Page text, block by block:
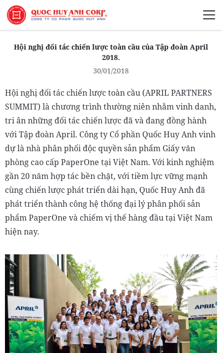
Giới Thiệu
Phát Triển Bền Vững
Truyền Thông Phát Triển
Hội nghị đối tác chiến lược toàn cầu của Tập đoàn April
2018.
30/01/2018
Hội nghị đối tác chiến lược toàn cầu (APRIL PARTNERS
SUMMIT) là chương trình thường niên nhằm vinh danh,
tri ân những đối tác chiến lược đã và đang đồng hành
với Tập đoàn April. Công ty Cổ phần Quốc Huy Anh vinh
dự là nhà phân phối độc quyền sản phẩm Giấy văn
phòng cao cấp PaperOne tại Việt Nam. Với kinh nghiệm
gần 20 năm hợp tác bền chặt, với tiềm lực vững mạnh
cùng chiến lược phát triển dài hạn, Quốc Huy Anh đã
phát triển thành công hệ thống đại lý phân phối sản
phẩm PaperOne và chiếm vị thế hàng đầu tại Việt Nam
hiện nay.